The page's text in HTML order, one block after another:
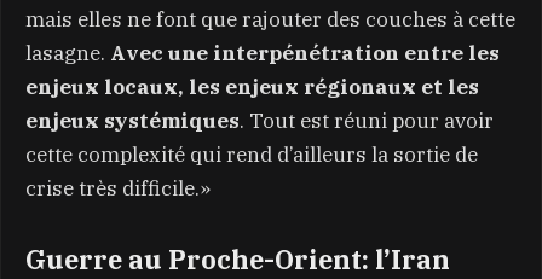
mais elles ne font que rajouter des couches à cette
lasagne. Avec une interpénétration entre les
enjeux locaux, les enjeux régionaux et les
enjeux systémiques. Tout est réuni pour avoir
cette complexité qui rend d’ailleurs la sortie de
crise très difficile.»
Guerre au Proche-Orient: l’Iran